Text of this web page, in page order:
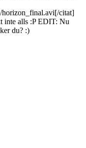
horizon_final.avi[/citat]
inte alls :P EDIT: Nu
du? :)